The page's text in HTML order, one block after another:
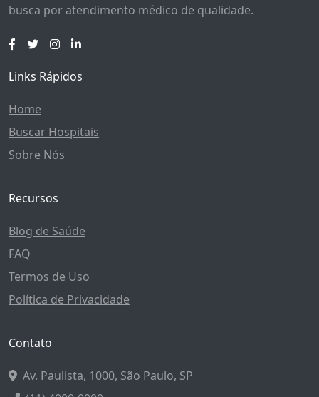
busca por atendimento médico de qualidade.
Links Rápidos
Home
Buscar Hospitais
Sobre Nós
Recursos
Blog de Saúde
FAQ
Termos de Uso
Política de Privacidade
Contato
Av. Paulista, 1000, São Paulo, SP